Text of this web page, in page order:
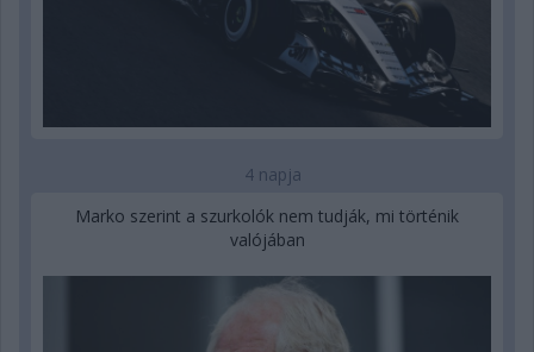
4 napja
Marko szerint a szurkolók nem tudják, mi történik
valójában